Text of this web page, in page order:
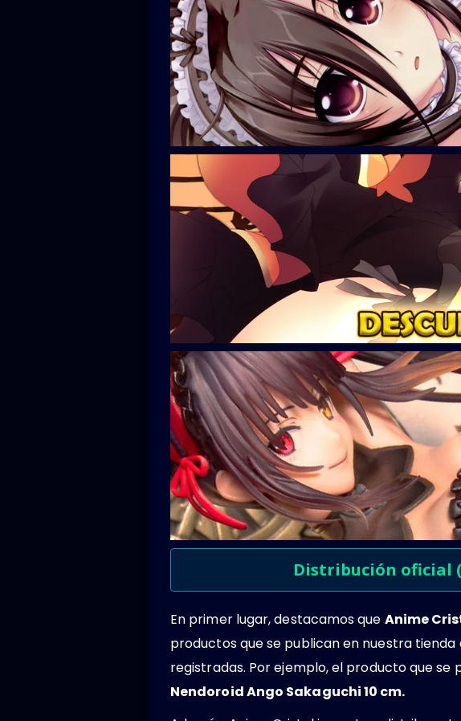
Distribución oficial
En primer lugar, destacamos que Anime
productos que se publican en nuestra tienda
registradas. Por ejemplo, el producto que
Nendoroid Ango Sakaguchi 10 cm.